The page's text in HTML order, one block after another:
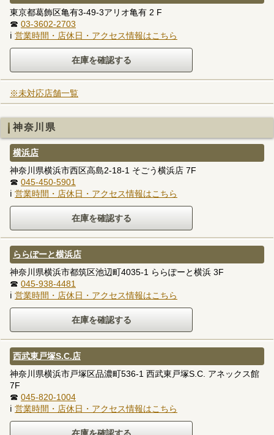
東京都葛飾区亀有3-49-3アリオ亀有 2 F
☎ 03-3602-2703
ℹ 営業時間・店休日・アクセス情報はこちら
※未対応店舗一覧
神奈川県
横浜店
神奈川県横浜市西区高島2-18-1 そごう横浜店 7F
☎ 045-450-5901
ℹ 営業時間・店休日・アクセス情報はこちら
ららぽーと横浜店
神奈川県横浜市都筑区池辺町4035-1 ららぽーと横浜 3F
☎ 045-938-4481
ℹ 営業時間・店休日・アクセス情報はこちら
西武東戸塚S.C.店
神奈川県横浜市戸塚区品濃町536-1 西武東戸塚S.C. アネックス館
7F
☎ 045-820-1004
ℹ 営業時間・店休日・アクセス情報はこちら